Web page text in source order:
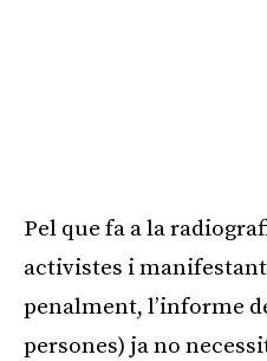
Pel que fa a la
activistes i
penalment, l’informe
persones) ja no